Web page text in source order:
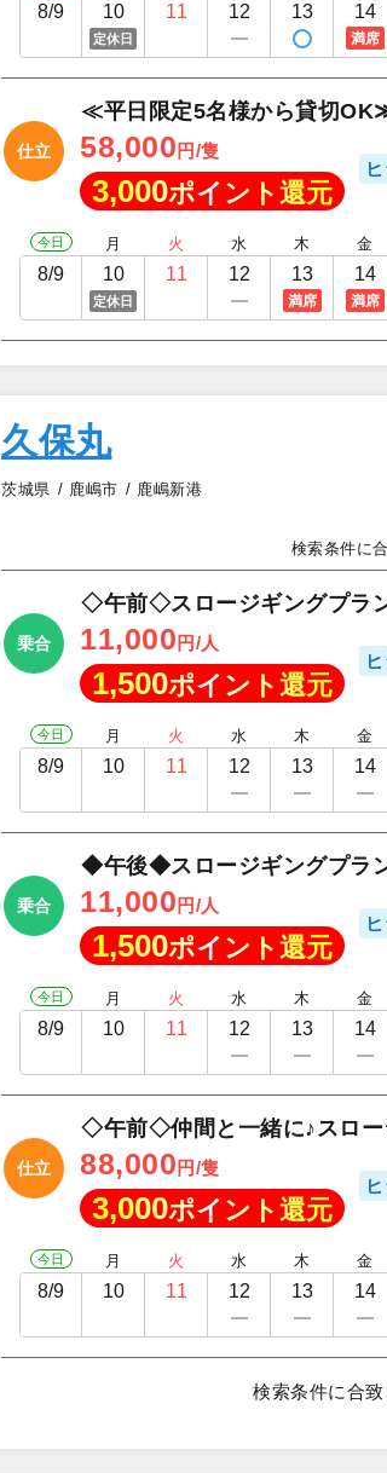
8/9 10
定休日
11 12 13 14
満席
仕立
≪平日限定5名様から貸切
58,000 円/隻
3,000ポイント還元
今日
8/9
月
10
定休日
火
11
水
12
木
13
満席
金
14
満席
久保丸
茨城県 鹿嶋市 鹿嶋新港
検索条件に
乗合
◇午前◇スロージギングプラ
11,000 円/人
1,500ポイント還元
今日
8/9
月
10
火
11
水
12
木
13
金
14
乗合
◆午後◆スロージギングプラ
11,000 円/人
1,500ポイント還元
今日
8/9
月
10
火
11
水
12
木
13
金
14
仕立
◇午前◇仲間と一緒に♪スロー
88,000 円/隻
3,000ポイント還元
今日
8/9
月
10
火
11
水
12
木
13
金
14
検索条件に合